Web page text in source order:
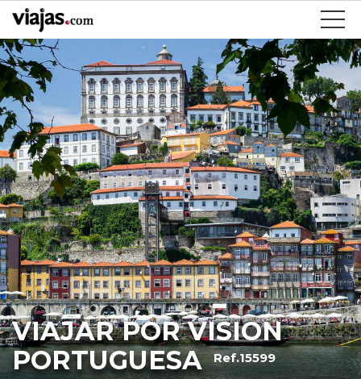
VIAJAR POR VISION
PORTUGUESA Ref.15599